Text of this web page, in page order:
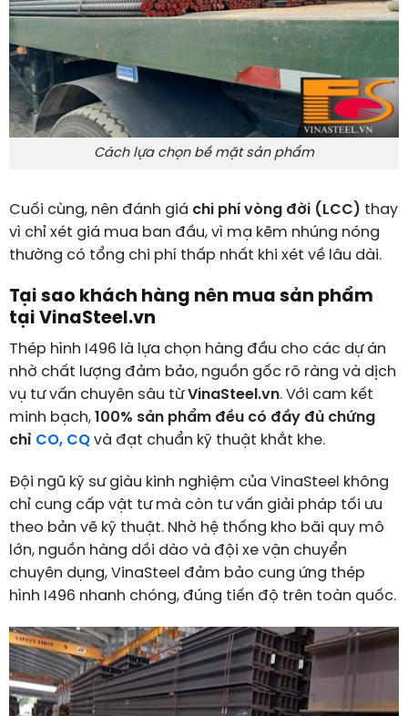
Cách lựa chọn bề mặt sản phẩm
Cuối cùng, nên đánh giá chi phí vòng đời (LCC) thay
vì chỉ xét giá mua ban đầu, vì mạ kẽm nhúng nóng
thường có tổng chi phí thấp nhất khi xét về lâu dài.
Tại sao khách hàng nên mua sản phẩm
tại VinaSteel.vn
Thép hình I496 là lựa chọn hàng đầu cho các dự án
nhờ chất lượng đảm bảo, nguồn gốc rõ ràng và dịch
vụ tư vấn chuyên sâu từVinaSteel.vn. Với cam kết
minh bạch, 100% sản phẩm đều có đầy đủ chứng
chỉ CO, CQvà đạt chuẩn kỹ thuật khắt khe.
Đội ngũ kỹ sư giàu kinh nghiệm của VinaSteel không
chỉ cung cấp vật tư mà còn tư vấn giải pháp tối ưu
theo bản vẽ kỹ thuật. Nhờ hệ thống kho bãi quy mô
lớn, nguồn hàng dồi dào và đội xe vận chuyển
chuyên dụng, VinaSteel đảm bảo cung ứng thép
hình I496 nhanh chóng, đúng tiến độ trên toàn quốc.